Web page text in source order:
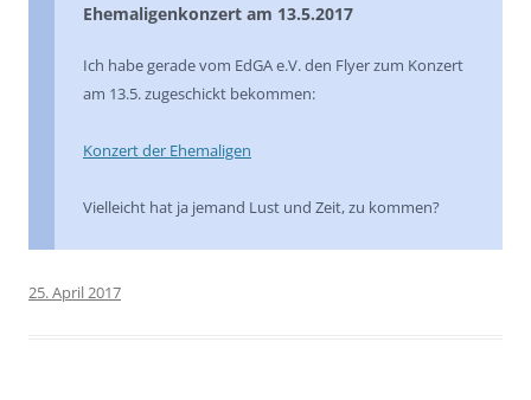
Ehemaligenkonzert am 13.5.2017
Ich habe gerade vom EdGA e.V. den Flyer zum Konzert
am 13.5. zugeschickt bekommen:
Konzert der Ehemaligen
Vielleicht hat ja jemand Lust und Zeit, zu kommen?
25. April 2017